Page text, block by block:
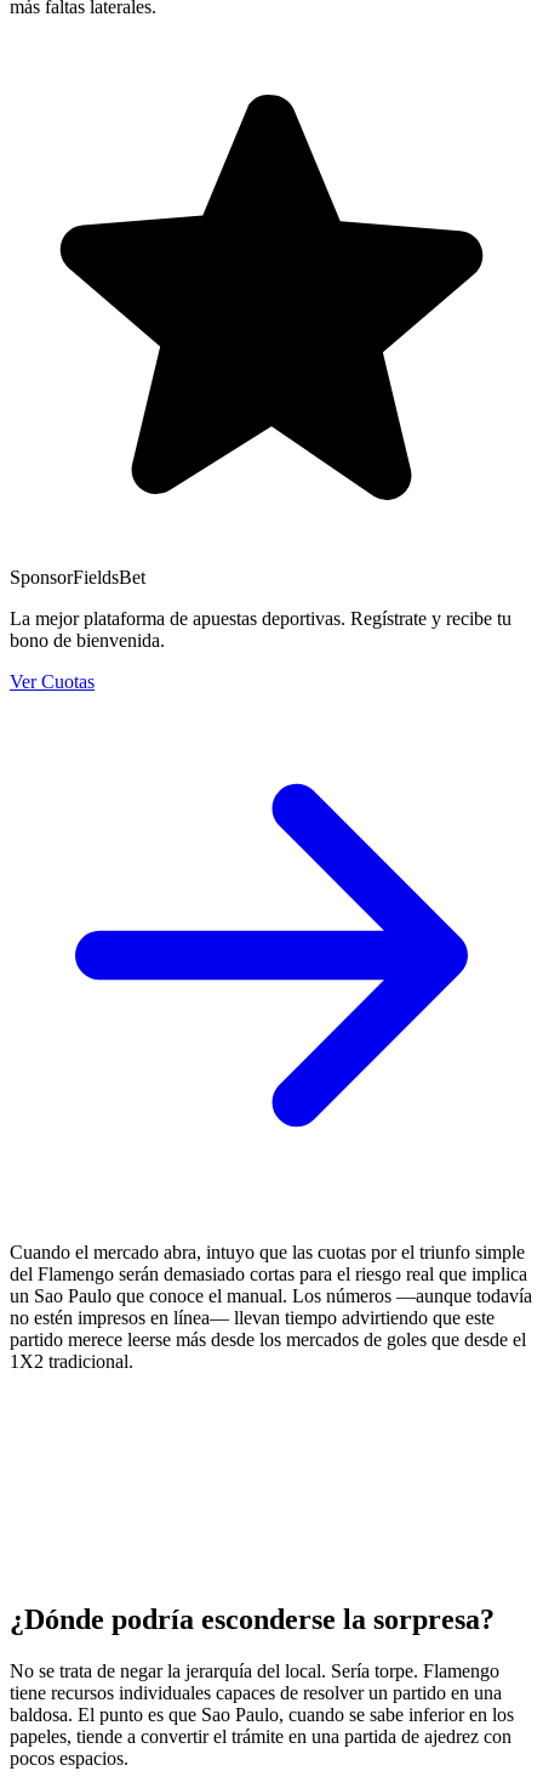
más faltas laterales.
SponsorFieldsBet
La mejor plataforma de apuestas deportivas. Regístrate y recibe tu
bono de bienvenida.
Ver Cuotas
Cuando el mercado abra, intuyo que las cuotas por el triunfo simple
del Flamengo serán demasiado cortas para el riesgo real que implica
un Sao Paulo que conoce el manual. Los números —aunque todavía
no estén impresos en línea— llevan tiempo advirtiendo que este
partido merece leerse más desde los mercados de goles que desde el
1X2 tradicional.
¿Dónde podría esconderse la sorpresa?
No se trata de negar la jerarquía del local. Sería torpe. Flamengo
tiene recursos individuales capaces de resolver un partido en una
baldosa. El punto es que Sao Paulo, cuando se sabe inferior en los
papeles, tiende a convertir el trámite en una partida de ajedrez con
pocos espacios.